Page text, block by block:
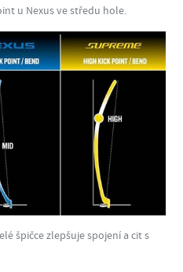
u Nexus ve středu hole.
špičce zlepšuje spojení a cit s